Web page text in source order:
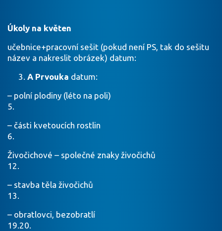
Úkoly na květen
učebnice+pracovní sešit (pokud není PS, tak do sešitu
název a nakreslit obrázek) datum:
A Prvouka datum:
– polní plodiny (léto na poli)
5.
– části kvetoucích rostlin
6.
Živočichové – společné znaky živočichů
12.
– stavba těla živočichů
13.
– obratlovci, bezobratlí
19.20.